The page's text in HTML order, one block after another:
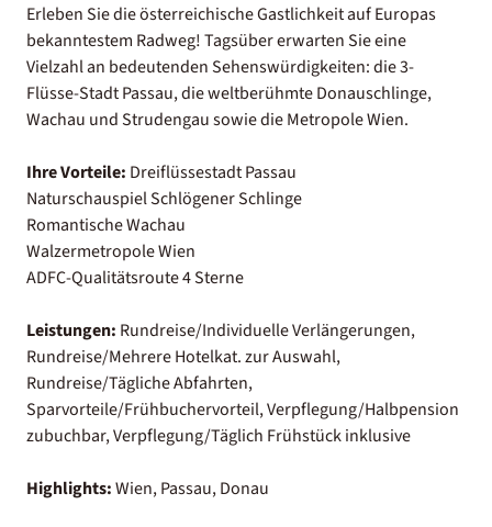
Erleben Sie die österreichische Gastlichkeit auf Europas
bekanntestem Radweg! Tagsüber erwarten Sie eine
Vielzahl an bedeutenden Sehenswürdigkeiten: die 3-
Flüsse-Stadt Passau, die weltberühmte Donauschlinge,
Wachau und Strudengau sowie die Metropole Wien.
Ihre Vorteile: Dreiflüssestadt Passau
Naturschauspiel Schlögener Schlinge
Romantische Wachau
Walzermetropole Wien
ADFC-Qualitätsroute 4 Sterne
Leistungen: Rundreise/Individuelle Verlängerungen,
Rundreise/Mehrere Hotelkat. zur Auswahl,
Rundreise/Tägliche Abfahrten,
Sparvorteile/Frühbuchervorteil, Verpflegung/Halbpension
zubuchbar, Verpflegung/Täglich Frühstück inklusive
Highlights:Wien, Passau, Donau